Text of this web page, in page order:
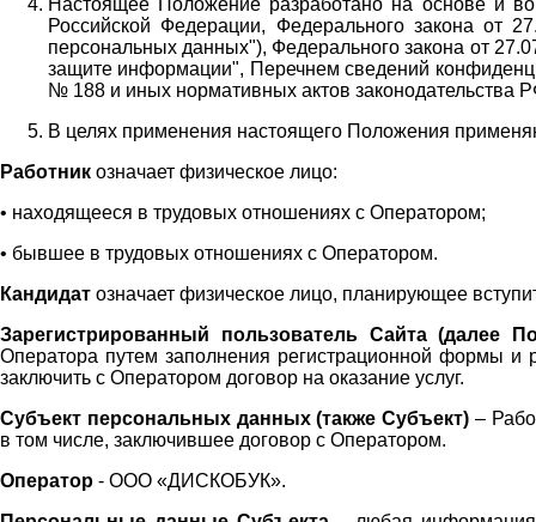
Российской Федерации, Федерального закона
персональных данных"), Федерального закона от
защите информации", Перечнем сведений
№ 188 и иных нормативных актов законодательства
В целях применения настоящего Положения
Работник означает физическое лицо:
• находящееся в трудовых отношениях с Оператором;
• бывшее в трудовых отношениях с Оператором.
Кандидат означает физическое лицо, планирующее
Зарегистрированный пользователь Сайта (далее
Оператора путем заполнения регистрационной формы и
заключить с Оператором договор на оказание услуг.
Субъект персональных данных (также Субъект) –
в том числе, заключившее договор с Оператором.
Оператор - ООО «ДИСКОБУК».